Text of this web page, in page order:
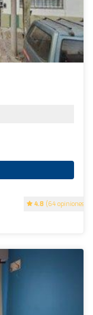
4.8 (64 opiniones)